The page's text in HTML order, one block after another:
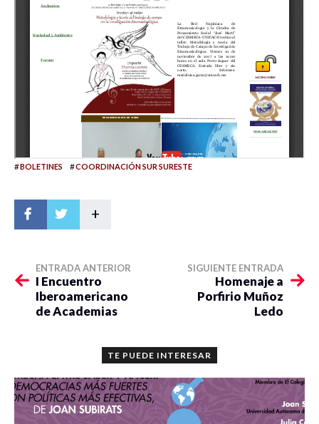
#BOLETINES #COORDINACIÓN SUR SURESTE
+
ENTRADA ANTERIOR
I Encuentro
Iberoamericano
de Academias
SIGUIENTE ENTRADA
Homenaje a
Porfirio Muñoz
Ledo
TE PUEDE INTERESAR